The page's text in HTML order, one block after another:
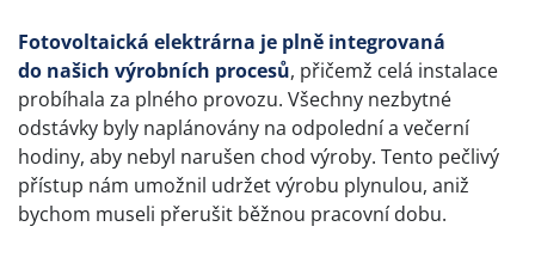
Fotovoltaická elektrárna je plně integrovaná
do našich výrobních procesů, přičemž celá instalace
probíhala za plného provozu. Všechny nezbytné
odstávky byly naplánovány na odpolední a večerní
hodiny, aby nebyl narušen chod výroby. Tento pečlivý
přístup nám umožnil udržet výrobu plynulou, aniž
bychom museli přerušit běžnou pracovní dobu.